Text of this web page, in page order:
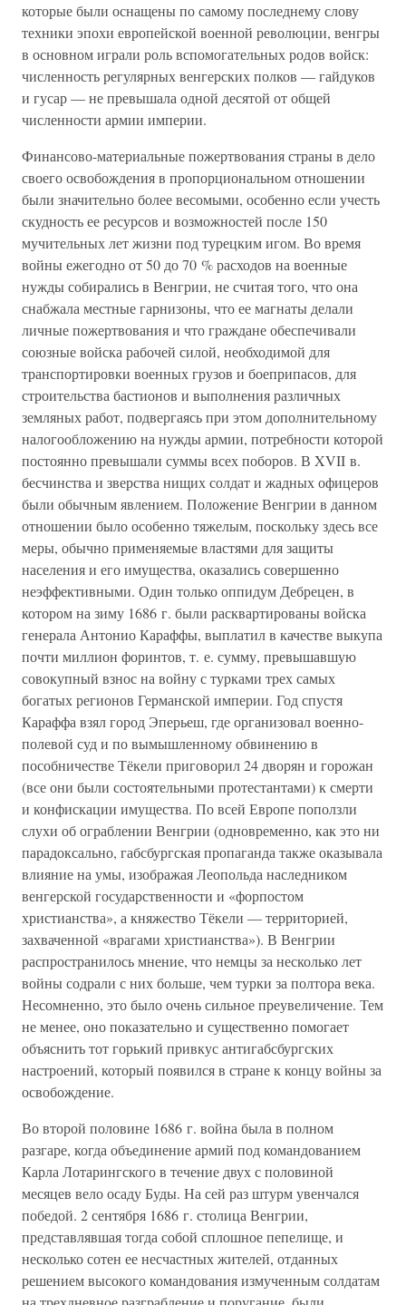
которые были оснащены по самому последнему слову
техники эпохи европейской военной революции, венгры
в основном играли роль вспомогательных родов войск:
численность регулярных венгерских полков — гайдуков
и гусар — не превышала одной десятой от общей
численности армии империи.
Финансово-материальные пожертвования страны в дело
своего освобождения в пропорциональном отношении
были значительно более весомыми, особенно если учесть
скудность ее ресурсов и возможностей после 150
мучительных лет жизни под турецким игом. Во время
войны ежегодно от 50 до 70 % расходов на военные
нужды собирались в Венгрии, не считая того, что она
снабжала местные гарнизоны, что ее магнаты делали
личные пожертвования и что граждане обеспечивали
союзные войска рабочей силой, необходимой для
транспортировки военных грузов и боеприпасов, для
строительства бастионов и выполнения различных
земляных работ, подвергаясь при этом дополнительному
налогообложению на нужды армии, потребности которой
постоянно превышали суммы всех поборов. В XVII в.
бесчинства и зверства нищих солдат и жадных офицеров
были обычным явлением. Положение Венгрии в данном
отношении было особенно тяжелым, поскольку здесь все
меры, обычно применяемые властями для защиты
населения и его имущества, оказались совершенно
неэффективными. Один только оппидум Дебрецен, в
котором на зиму 1686 г. были расквартированы войска
генерала Антонио Караффы, выплатил в качестве выкупа
почти миллион форинтов, т. е. сумму, превышавшую
совокупный взнос на войну с турками трех самых
богатых регионов Германской империи. Год спустя
Караффа взял город Эперьеш, где организовал военно-
полевой суд и по вымышленному обвинению в
пособничестве Тёкели приговорил 24 дворян и горожан
(все они были состоятельными протестантами) к смерти
и конфискации имущества. По всей Европе поползли
слухи об ограблении Венгрии (одновременно, как это ни
парадоксально, габсбургская пропаганда также оказывала
влияние на умы, изображая Леопольда наследником
венгерской государственности и «форпостом
христианства», а княжество Тёкели — территорией,
захваченной «врагами христианства»). В Венгрии
распространилось мнение, что немцы за несколько лет
войны содрали с них больше, чем турки за полтора века.
Несомненно, это было очень сильное преувеличение. Тем
не менее, оно показательно и существенно помогает
объяснить тот горький привкус антигабсбургских
настроений, который появился в стране к концу войны за
освобождение.
Во второй половине 1686 г. война была в полном
разгаре, когда объединение армий под командованием
Карла Лотарингского в течение двух с половиной
месяцев вело осаду Буды. На сей раз штурм увенчался
победой. 2 сентября 1686 г. столица Венгрии,
представлявшая тогда собой сплошное пепелище, и
несколько сотен ее несчастных жителей, отданных
решением высокого командования измученным солдатам